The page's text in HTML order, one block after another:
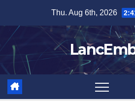
content
Thu. Aug 6th, 2026